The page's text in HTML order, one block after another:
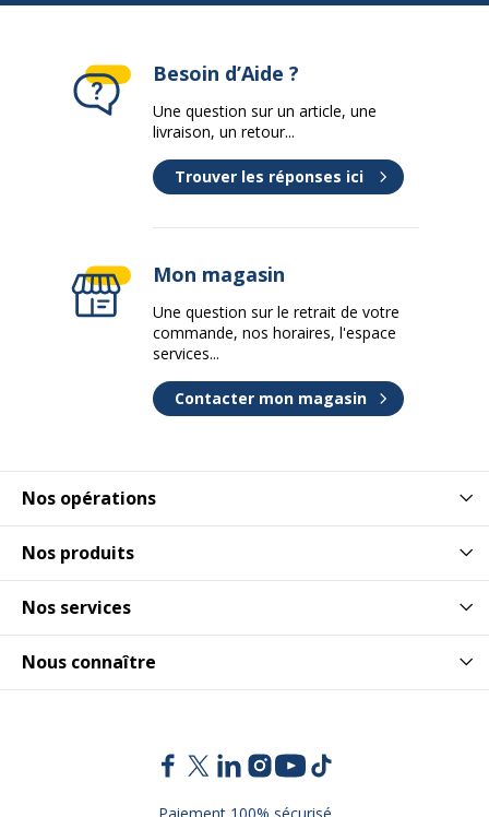
Données logistiques
Données logistiques
Nos opérations
Nos produits
Nos services
Nous connaître
Besoin d’Aide ?
Une question sur un article, une
livraison, un retour...
Trouver les réponses ici
Mon magasin
Une question sur le retrait de votre
commande, nos horaires, l'espace
services...
Contacter mon magasin